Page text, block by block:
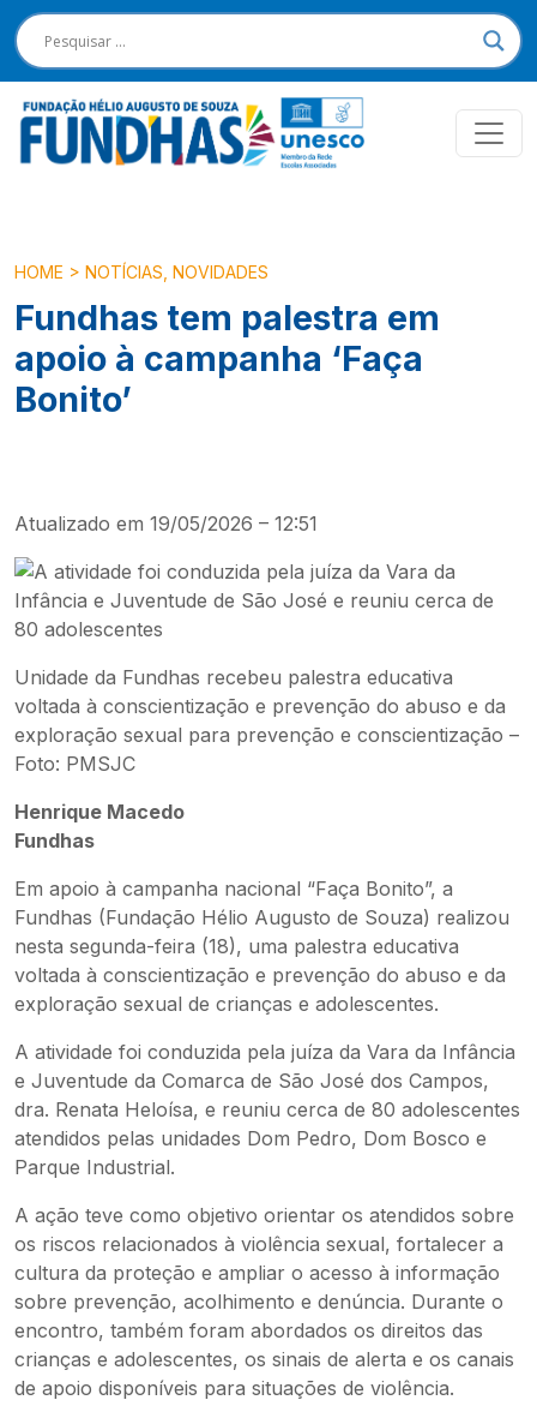
HOME > NOTÍCIAS NOVIDADES
Fundhas tem palestra em
apoio à campanha ‘Faça
Bonito’
Atualizado em 19/05/2026 – 12:51
Unidade da Fundhas recebeu palestra educativa
voltada à conscientização e prevenção do abuso e da
exploração sexual para prevenção e conscientização –
Foto: PMSJC
Henrique Macedo
Fundhas
Em apoio à campanha nacional “Faça Bonito”, a
Fundhas (Fundação Hélio Augusto de Souza) realizou
nesta segunda-feira (18), uma palestra educativa
voltada à conscientização e prevenção do abuso e da
exploração sexual de crianças e adolescentes.
A atividade foi conduzida pela juíza da Vara da Infância
e Juventude da Comarca de São José dos Campos,
dra. Renata Heloísa, e reuniu cerca de 80 adolescentes
atendidos pelas unidades Dom Pedro, Dom Bosco e
Parque Industrial.
A ação teve como objetivo orientar os atendidos sobre
os riscos relacionados à violência sexual, fortalecer a
cultura da proteção e ampliar o acesso à informação
sobre prevenção, acolhimento e denúncia. Durante o
encontro, também foram abordados os direitos das
crianças e adolescentes, os sinais de alerta e os canais
de apoio disponíveis para situações de violência.